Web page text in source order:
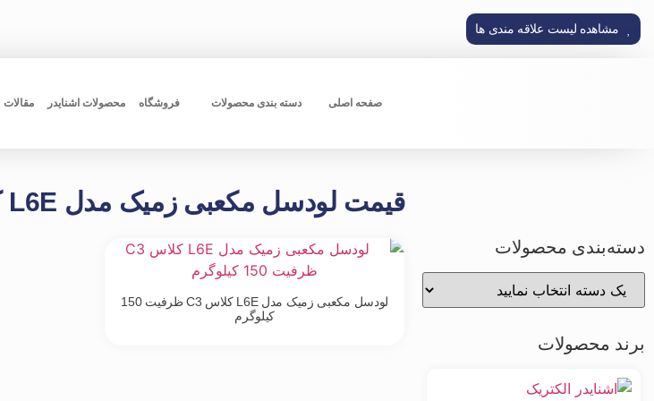
مشاهده لیست علاقه مندی ها
صفحه اصلی دسته بندی محصولات فروشگاه محصولات اشنایدر مقالات
دسته‌بندی محصولات
برند محصولات
قیمت لودسل مکعبی زمیک مدل L6E کلاس C3 ظرفیت 150 کیلوگرم
لودسل مکعبی زمیک مدل L6E کلاس C3 ظرفیت 150
کیلوگرم